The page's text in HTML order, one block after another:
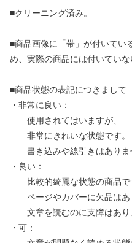
■クリーニング済み。
■商品画像に「帯」が付いてい
め、実際の商品には付いていな
■商品状態の表記につきまして
・非常に良い：
使用されてはいますが、
非常にきれいな状態です。
書き込みや線引きはありま
・良い：
比較的綺麗な状態の商品で
ページやカバーに欠品はあ
文章を読むのに支障はあり
・可：